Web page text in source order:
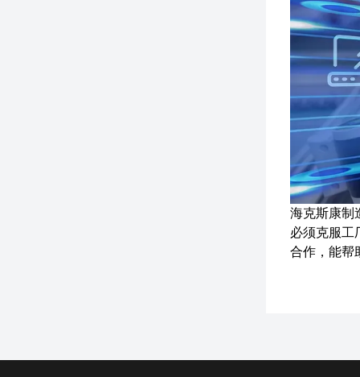
海克斯康制
必须克服工
合作，能帮